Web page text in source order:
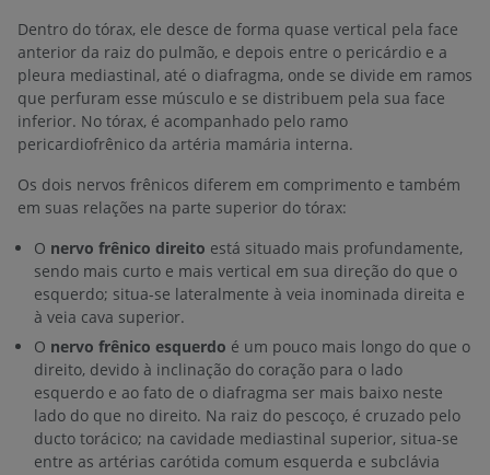
Dentro do tórax, ele desce de forma quase vertical pela face
anterior da raiz do pulmão, e depois entre o pericárdio e a
pleura mediastinal, até o diafragma, onde se divide em ramos
que perfuram esse músculo e se distribuem pela sua face
inferior. No tórax, é acompanhado pelo ramo
pericardiofrênico da artéria mamária interna.
Os dois nervos frênicos diferem em comprimento e também
em suas relações na parte superior do tórax:
O nervo frênico direito está situado mais profundamente,
sendo mais curto e mais vertical em sua direção do que o
esquerdo; situa-se lateralmente à veia inominada direita e
à veia cava superior.
O nervo frênico esquerdo é um pouco mais longo do que o
direito, devido à inclinação do coração para o lado
esquerdo e ao fato de o diafragma ser mais baixo neste
lado do que no direito. Na raiz do pescoço, é cruzado pelo
ducto torácico; na cavidade mediastinal superior, situa-se
entre as artérias carótida comum esquerda e subclávia